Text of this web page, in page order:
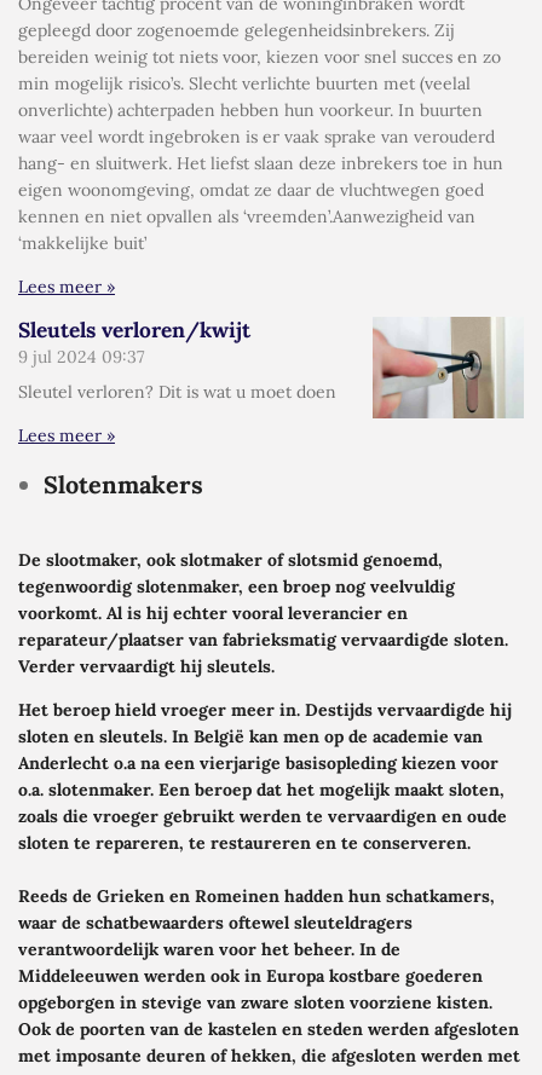
gepleegd door zogenoemde gelegenheidsinbrekers. Zij
bereiden weinig tot niets voor, kiezen voor snel succes en zo
min mogelijk risico’s. Slecht verlichte buurten met (veelal
onverlichte) achterpaden hebben hun voorkeur. In buurten
waar veel wordt ingebroken is er vaak sprake van verouderd
hang- en sluitwerk. Het liefst slaan deze inbrekers toe in hun
eigen woonomgeving, omdat ze daar de vluchtwegen goed
kennen en niet opvallen als ‘vreemden’.Aanwezigheid van
‘makkelijke buit’
Lees meer »
Sleutels verloren/kwijt
9 jul 2024 09:37
Sleutel verloren? Dit is wat u moet doen
Lees meer »
Slotenmakers
De slootmaker, ook slotmaker of slotsmid genoemd,
tegenwoordig slotenmaker, een broep nog veelvuldig
voorkomt. Al is hij echter vooral leverancier en
reparateur/plaatser van fabrieksmatig vervaardigde sloten.
Verder vervaardigt hij sleutels.
Het beroep hield vroeger meer in. Destijds vervaardigde hij
sloten en sleutels. In België kan men op de academie van
Anderlecht o.a na een vierjarige basisopleding kiezen voor
o.a. slotenmaker. Een beroep dat het mogelijk maakt sloten,
zoals die vroeger gebruikt werden te vervaardigen en oude
sloten te repareren, te restaureren en te conserveren.
Reeds de Grieken en Romeinen hadden hun schatkamers,
waar de schatbewaarders oftewel sleuteldragers
verantwoordelijk waren voor het beheer. In de
Middeleeuwen werden ook in Europa kostbare goederen
opgeborgen in stevige van zware sloten voorziene kisten.
Ook de poorten van de kastelen en steden werden afgesloten
met imposante deuren of hekken, die afgesloten werden met